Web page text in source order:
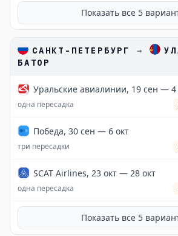
Показать все 5
САНКТ-ПЕТЕРБУРГ →
БАТОР
Уральские авиалинии, 19 сен — 4
одна пересадка
Победа, 30 сен — 6 окт
три пересадки
SCAT Airlines, 23 окт — 28 окт
одна пересадка
Показать все 5